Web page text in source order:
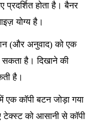
होता है। बैनर
योग्य है।
(और अनुवाद) को एक
सकता है। दिखाने की
है।
एक कॉपी बटन जोड़ा गया
टेक्स्ट को आसानी से कॉपी